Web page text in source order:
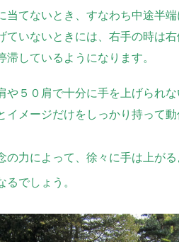
当てないとき、すなわち中途半
ていないときには、右手の時は
しているようになります。
や５０肩で十分に手を上げられ
メージだけをしっかり持って動
力によって、徐々に手は上がる
でしょう。